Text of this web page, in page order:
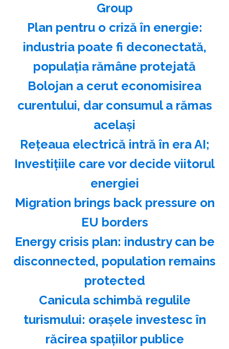
Group
Plan pentru o criză în energie:
industria poate fi deconectată,
populaţia rămâne protejată
Bolojan a cerut economisirea
curentului, dar consumul a rămas
acelaşi
Reţeaua electrică intră în era AI;
Investiţiile care vor decide viitorul
energiei
Migration brings back pressure on
EU borders
Energy crisis plan: industry can be
disconnected, population remains
protected
Canicula schimbă regulile
turismului: oraşele investesc în
răcirea spaţiilor publice